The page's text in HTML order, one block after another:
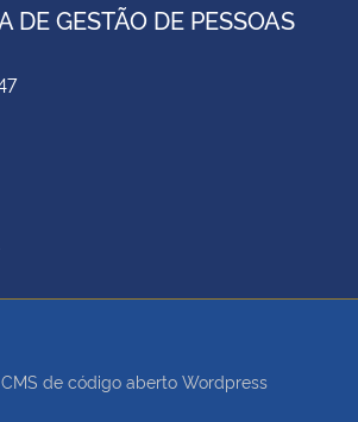
DE GESTÃO DE PESSOAS
de código aberto Wordpress